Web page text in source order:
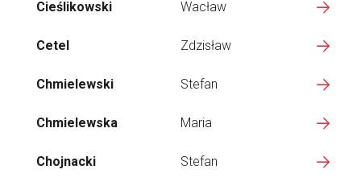
Cieślikowski Wacław
Cetel Zdzisław
Chmielewski Stefan
Chmielewska Maria
Chojnacki Stefan